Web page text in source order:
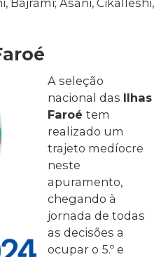
Bajrami; Asani, Cikalleshi,
A seleção
nacional das Ilhas
Faroétem
realizado um
trajeto medíocre
neste
apuramento,
chegando à
jornada de todas
as decisões a
ocupar o 5.º e